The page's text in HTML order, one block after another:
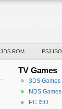
3DS ROM PS3 ISO
TV Games
3DS Games
NDS Games
PC ISO